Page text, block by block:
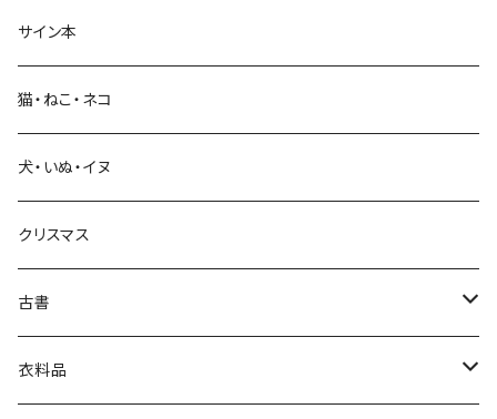
生活・暮らし
芸術・絵画・写真
絵本・児童書
娯楽・エンターテインメント
サイン本
猫・ねこ・ネコ
犬・いぬ・イヌ
クリスマス
古書
古書セット
衣料品